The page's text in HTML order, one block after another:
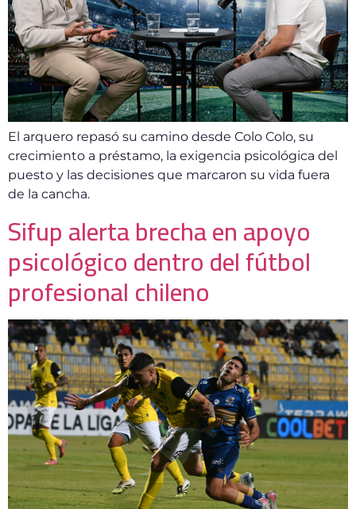
El arquero repasó su camino desde Colo Colo, su
crecimiento a préstamo, la exigencia psicológica del
puesto y las decisiones que marcaron su vida fuera
de la cancha.
Sifup alerta brecha en apoyo
psicológico dentro del fútbol
profesional chileno